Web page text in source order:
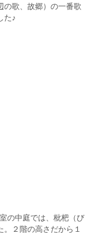
の歌、故郷）の一番歌
た♪
の中庭では、枇杷（び
２階の高さだから１